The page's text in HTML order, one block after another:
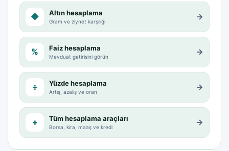
◆ Altın hesaplama
Gram ve ziynet karşılığı →
% Faiz hesaplama
Mevduat getirisini görün →
÷ Yüzde hesaplama
Artış, azalış ve oran →
+ Tüm hesaplama araçları
Borsa, kira, maaş ve kredi →